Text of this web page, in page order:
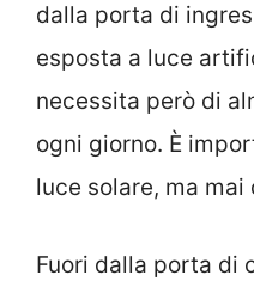
dalla porta di
esposta a luce
necessita però di
ogni giorno. È
luce solare, ma mai
Fuori dalla porta di